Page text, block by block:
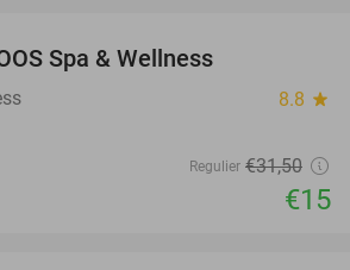
Spa & Wellness
8.8 star
Regulier €31,50
€15